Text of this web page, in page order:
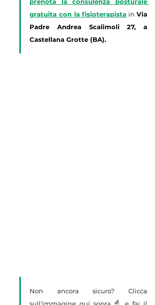
gratuita con la fisioterapista in Via
Padre Andrea Scalimoli 27, a
Castellana Grotte (BA).
Non ancora sicuro? Clicca